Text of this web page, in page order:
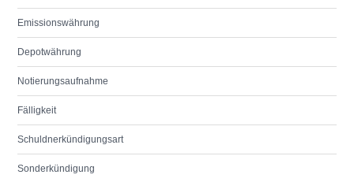
Emissionswährung
Depotwährung
Notierungsaufnahme
Fälligkeit
Schuldnerkündigungsart
Sonderkündigung